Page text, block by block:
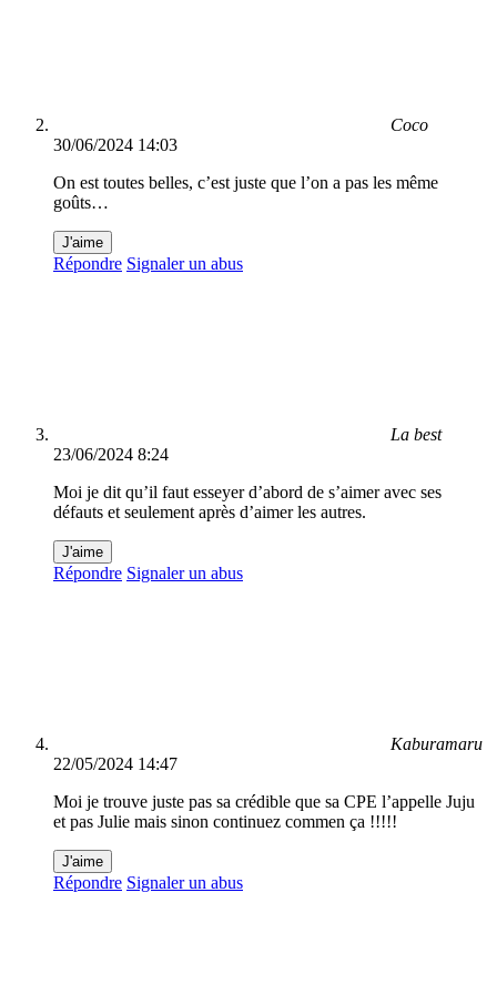
Coco
30/06/2024 14:03
On est toutes belles, c’est juste que l’on a pas les même
goûts…
J'aime
Répondre Signaler un abus
La best
23/06/2024 8:24
Moi je dit qu’il faut esseyer d’abord de s’aimer avec ses
défauts et seulement après d’aimer les autres.
J'aime
Répondre Signaler un abus
Kaburamaru
22/05/2024 14:47
Moi je trouve juste pas sa crédible que sa CPE l’appelle Juju
et pas Julie mais sinon continuez commen ça !!!!!
J'aime
Répondre Signaler un abus